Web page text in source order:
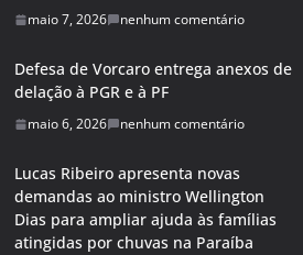
maio 7, 2026 nenhum comentário
Defesa de Vorcaro entrega anexos de
delação à PGR e à PF
maio 6, 2026 nenhum comentário
Lucas Ribeiro apresenta novas
demandas ao ministro Wellington
Dias para ampliar ajuda às famílias
atingidas por chuvas na Paraíba